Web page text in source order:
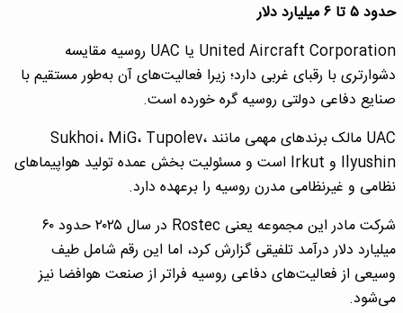
حدود ۵ تا ۶ میلیارد دلار
United Aircraft Corporation یا UAC روسیه مقایسه
دشوارتری با رقبای غربی دارد؛ زیرا فعالیت‌های آن به‌طور مستقیم با
صنایع دفاعی دولتی روسیه گره خورده است.
UAC مالک برندهای مهمی مانند Sukhoi، MiG، Tupolev،
Ilyushin و Irkut است و مسئولیت بخش عمده تولید هواپیماهای
نظامی و غیرنظامی مدرن روسیه را برعهده دارد.
شرکت مادر این مجموعه یعنی Rostec در سال ۲۰۲۵ حدود ۶۰
میلیارد دلار درآمد تلفیقی گزارش کرد، اما این رقم شامل طیف
وسیعی از فعالیت‌های دفاعی روسیه فراتر از صنعت هوافضا نیز
می‌شود.